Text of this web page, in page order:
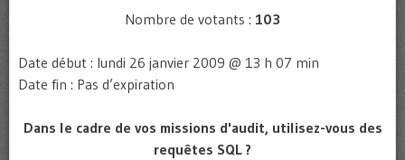
Nombre de votants : 103
Date début : lundi 26 janvier 2009 @ 13 h 07 min
Date fin : Pas d’expiration
Dans le cadre de vos missions d'audit, utilisez-vous des
requêtes SQL ?